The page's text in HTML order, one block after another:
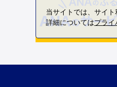
当サイトでは、サイ
詳細についてはプライ